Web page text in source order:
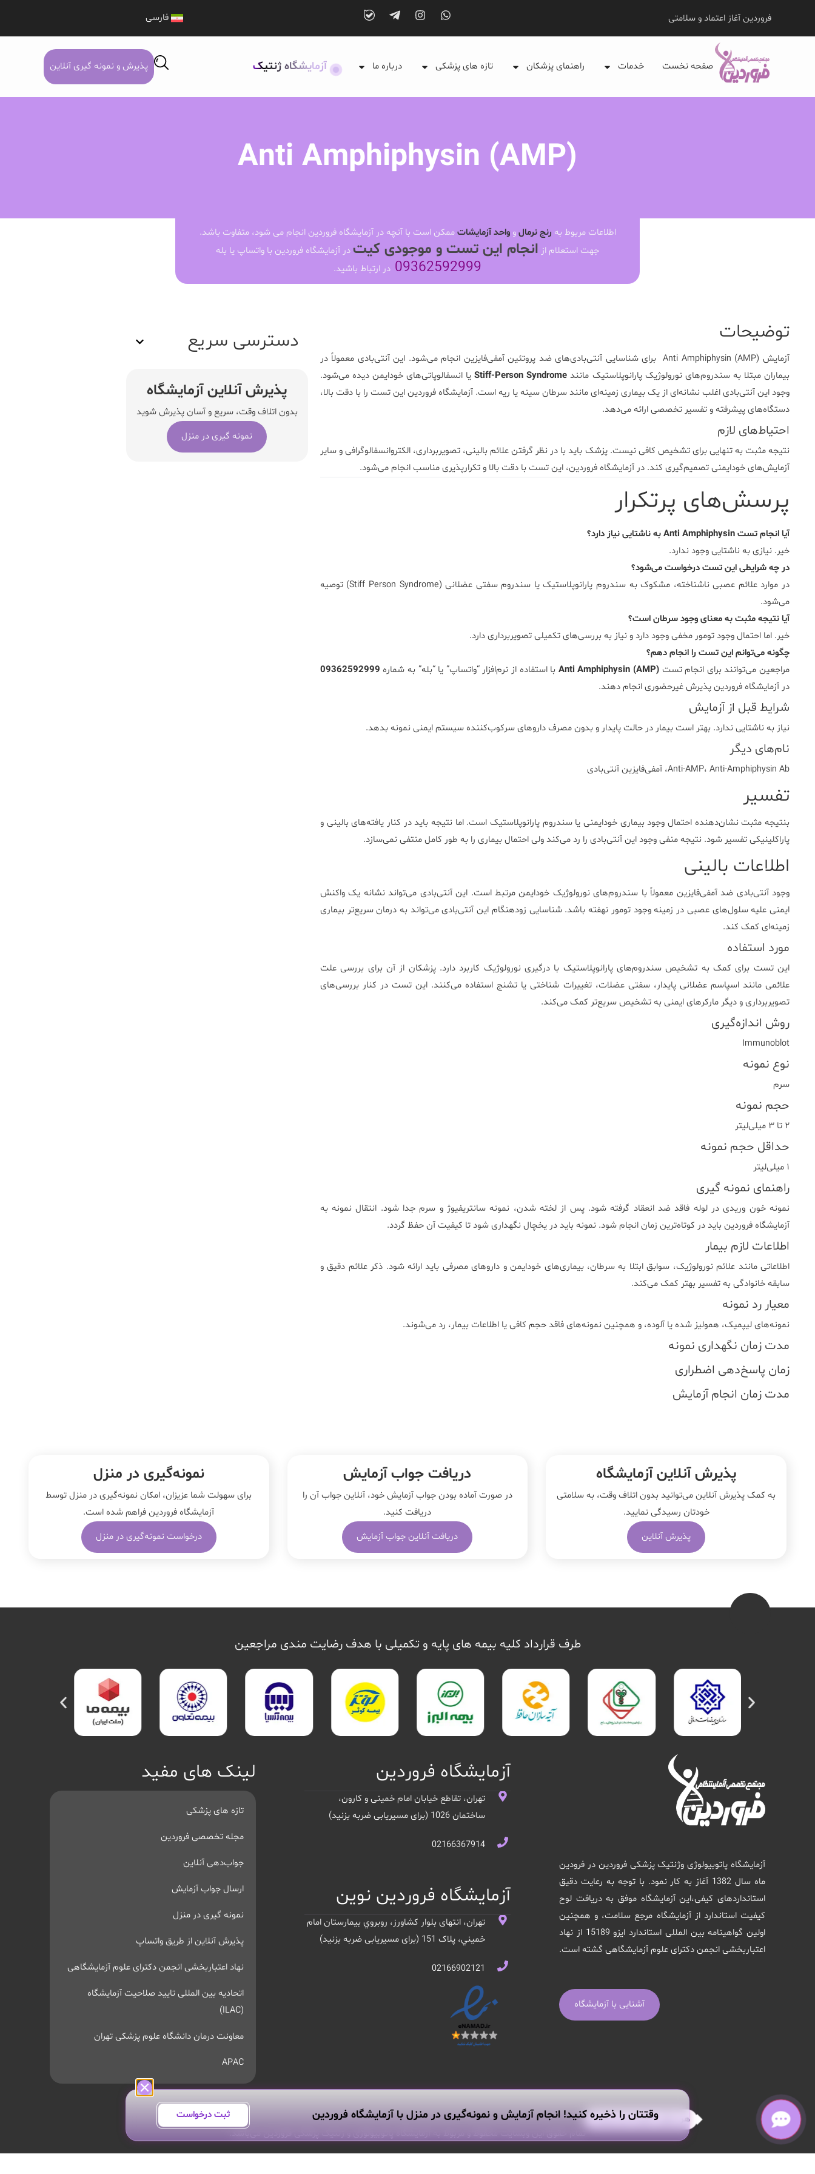
فروردین آغاز اعتماد و سلامتی فارسی
صفحه نخست خدمات راهنمای پزشکان تازه های پزشکی درباره ما آزمایشگاه ژنتیک پذیرش و نمونه گیری آنلاین
Anti Amphiphysin (AMP)
اطلاعات مربوط به رنج نرمالوواحد آزمایشاتممکن است با آنچه در آزمایشگاه فروردین انجام می شود، متفاوت باشد.
جهت استعلام از انجام این تست و موجودی کیتدر آزمایشگاه فروردین با واتساپ یا بله
09362592999 در ارتباط باشید.
توضیحات
آزمایشAnti Amphiphysin (AMP)
برای شناسایی آنتی‌بادی‌های ضد پروتئین آمفی‌فایزین انجام می‌شود. این آنتی‌بادی معمولاً در
بیماران مبتلا به سندروم‌های نورولوژیک پارانوپلاستیک مانند Stiff-Person Syndromeیا انسفالوپاتی‌های خودایمن دیده می‌شود.
وجود این آنتی‌بادی اغلب نشانه‌ای از یک بیماری زمینه‌ای مانند سرطان سینه یا ریه است. آزمایشگاه فروردیناین تست را با دقت بالا،
دستگاه‌های پیشرفته و تفسیر تخصصی ارائه می‌دهد.
احتیاط‌های لازم
نتیجه مثبت به تنهایی برای تشخیص کافی نیست. پزشک باید با در نظر گرفتن علائم بالینی، تصویربرداری، الکتروانسفالوگرافی و سایر
آزمایش‌های خودایمنی تصمیم‌گیری کند. در آزمایشگاه فروردین، این تست با دقت بالا و تکرارپذیری مناسب انجام می‌شود.
پرسش‌های پرتکرار
آیا انجام تست Anti Amphiphysin به ناشتایی نیاز دارد؟
خیر. نیازی به ناشتایی وجود ندارد.
در چه شرایطی این تست درخواست می‌شود؟
در موارد علائم عصبی ناشناخته، مشکوک به سندروم پارانوپلاستیک یا سندروم سفتی عضلانی (Stiff Person Syndrome) توصیه
می‌شود.
آیا نتیجه مثبت به معنای وجود سرطان است؟
خیر. اما احتمال وجود تومور مخفی وجود دارد و نیاز به بررسی‌های تکمیلی تصویربرداری دارد.
چگونه می‌توانم این تست را انجام دهم؟
مراجعین می‌توانند برای انجام تست Anti Amphiphysin (AMP) با استفاده از نرم‌افزار “واتساپ” یا “بله” به شماره 09362592999
در آزمایشگاه فروردین پذیرش غیرحضوری انجام دهند.
شرایط قبل از آزمایش
نیاز به ناشتایی ندارد. بهتر است بیمار در حالت پایدار و بدون مصرف داروهای سرکوب‌کننده سیستم ایمنی نمونه بدهد.
نام‌های دیگر
Anti-AMP، Anti-Amphiphysin Ab، آمفی‌فایزین آنتی‌بادی
تفسیر
بنتیجه مثبت نشان‌دهنده احتمال وجود بیماری خودایمنی یا سندروم پارانوپلاستیک است. اما نتیجه باید در کنار یافته‌های بالینی و
پاراکلینیکی تفسیر شود. نتیجه منفی وجود این آنتی‌بادی را رد می‌کند ولی احتمال بیماری را به طور کامل منتفی نمی‌سازد.
اطلاعات بالینی
وجود آنتی‌بادی ضد آمفی‌فایزین معمولاً با سندروم‌های نورولوژیک خودایمن مرتبط است. این آنتی‌بادی می‌تواند نشانه یک واکنش
ایمنی علیه سلول‌های عصبی در زمینه وجود تومور نهفته باشد. شناسایی زودهنگام این آنتی‌بادی می‌تواند به درمان سریع‌تر بیماری
زمینه‌ای کمک کند.
مورد استفاده
این تست برای کمک به تشخیص سندروم‌های پارانوپلاستیک با درگیری نورولوژیک کاربرد دارد. پزشکان از آن برای بررسی علت
علائمی مانند اسپاسم عضلانی پایدار، سفتی عضلات، تغییرات شناختی یا تشنج استفاده می‌کنند. این تست در کنار بررسی‌های
تصویربرداری و دیگر مارکرهای ایمنی به تشخیص سریع‌تر کمک می‌کند.
روش اندازه‌گیری
Immunoblot
نوع نمونه
سرم
حجم نمونه
۲ تا ۳ میلی‌لیتر
حداقل حجم نمونه
۱ میلی‌لیتر
راهنمای نمونه گیری
نمونه خون وریدی در لوله فاقد ضد انعقاد گرفته شود. پس از لخته شدن، نمونه سانتریفیوژ و سرم جدا شود. انتقال نمونه به
آزمایشگاه فروردین باید در کوتاه‌ترین زمان انجام شود. نمونه باید در یخچال نگهداری شود تا کیفیت آن حفظ گردد.
اطلاعات لازم بیمار
اطلاعاتی مانند علائم نورولوژیک، سوابق ابتلا به سرطان، بیماری‌های خودایمن و داروهای مصرفی باید ارائه شود. ذکر علائم دقیق و
سابقه خانوادگی به تفسیر بهتر کمک می‌کند.
معیار رد نمونه
نمونه‌های لیپمیک، همولیز شده یا آلوده، و همچنین نمونه‌های فاقد حجم کافی یا اطلاعات بیمار، رد می‌شوند.
مدت زمان نگهداری نمونه
زمان پاسخ‌دهی اضطراری
مدت زمان انجام آزمایش
دسترسی سریع
پذیرش آنلاین آزمایشگاه
بدون اتلاف وقت، سریع و آسان پذیرش شوید
نمونه گیری در منزل
پذیرش آنلاین آزمایشگاه
به کمک پذیرش آنلاین می‌توانید بدون اتلاف وقت، به سلامتی
خودتان رسیدگی نمایید.
پذیرش آنلاین
دریافت جواب آزمایش
در صورت آماده بودن جواب آزمایش خود، آنلاین جواب‌ آن را
دریافت کنید.
دریافت آنلاین جواب آزمایش
نمونه‌‌گیری در منزل
برای سهولت شما عزیزان، امکان نمونه‌گیری در منزل توسط
آزمایشگاه فروردین فراهم شده است.
درخواست نمونه‌گیری در منزل
هر سوالی داری از من بپرس!
طرف قرارداد کلیه بیمه های پایه و تکمیلی با هدف رضایت مندی مراجعین
آزمایشگاه پاتوبیولوژی وژنتیک پزشکی فروردین در فرودین
ماه سال 1382 آغاز به کار نمود. با توجه به رعایت دقیق
استانداردهای کیفی،این آزمایشگاه موفق به دریافت لوح
کیفیت استاندارد از آزمایشگاه مرجع سلامت، و همچنین
اولین گواهینامه بین المللی استاندارد ایزو 15189 از نهاد
اعتباربخشی انجمن دکترای علوم آزمایشگاهی گشته است.
آشنایی با آزمایشگاه
آزمایشگاه فروردین
تهران، تقاطع خیابان امام خمینی و کارون،
ساختمان 1026 (برای مسیریابی ضربه بزنید)
02166367914
آزمایشگاه فروردین نوین
تهران، انتهای بلوار کشاورز، روبروي بيمارستان امام
خميني، پلاک 151 (برای مسیریابی ضربه بزنید)
02166902121
لینک های مفید
تازه های پزشکی
مجله تخصصی فروردین
جواب‌دهی آنلاین
ارسال جواب آزمایش
نمونه گیری در منزل
پذیرش آنلاین از طریق واتساپ
نهاد اعتباربخشی انجمن دکترای علوم آزمایشگاهی
اتحادیه بین المللی تایید صلاحیت آزمایشگاه
(ILAC)
معاونت درمان دانشگاه علوم پزشکی تهران
APAC
تمام حقوق این وبسایت محفوظ و مربوط به آزمایشگاه پاتوبیولوژی و ژنتیک پزشکی فروردین می‌باشد.
وقتتان را ذخیره کنید! انجام آزمایش و نمونه‌گیری در منزل با آزمایشگاه فروردین ثبت درخواست